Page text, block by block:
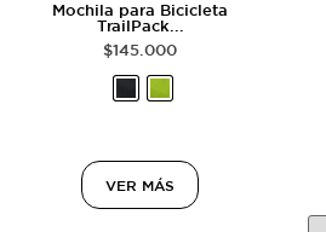
Mochila para Bicicleta
TrailPack...
$145.000
VER MÁS